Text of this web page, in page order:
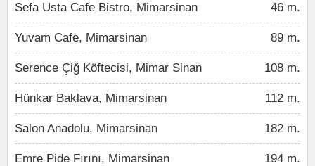
Sefa Usta Cafe Bistro, Mimarsinan 46 m.
Yuvam Cafe, Mimarsinan 89 m.
Serence Çiğ Köftecisi, Mimar Sinan 108 m.
Hünkar Baklava, Mimarsinan 112 m.
Salon Anadolu, Mimarsinan 182 m.
Emre Pide Fırını, Mimarsinan 194 m.